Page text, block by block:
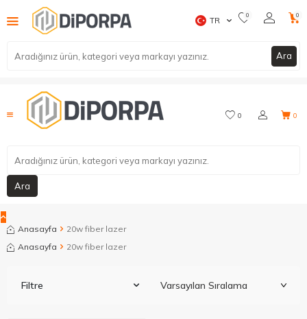
Ara
TR 0 0
Ara
0 0
Anasayfa
20w fiber lazer
Anasayfa
20w fiber lazer
Filtre